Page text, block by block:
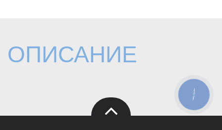
ОПИСАНИЕ
КНОПКА
ЗВ'ЯЗКУ